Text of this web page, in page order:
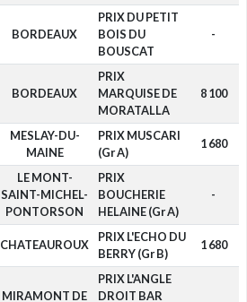
BORDEAUX
PRIX DU PETIT
BOIS DU
BOUSCAT
-
BORDEAUX
PRIX
MARQUISE DE
MORATALLA
8 100
MESLAY-DU-
MAINE
PRIX MUSCARI
(Gr A)
1 680
LE MONT-
SAINT-MICHEL-
PONTORSON
PRIX
BOUCHERIE
HELAINE (Gr A)
-
CHATEAUROUX
PRIX L'ECHO DU
BERRY (Gr B)
1 680
MIRAMONT DE
PRIX L'ANGLE
DROIT BAR